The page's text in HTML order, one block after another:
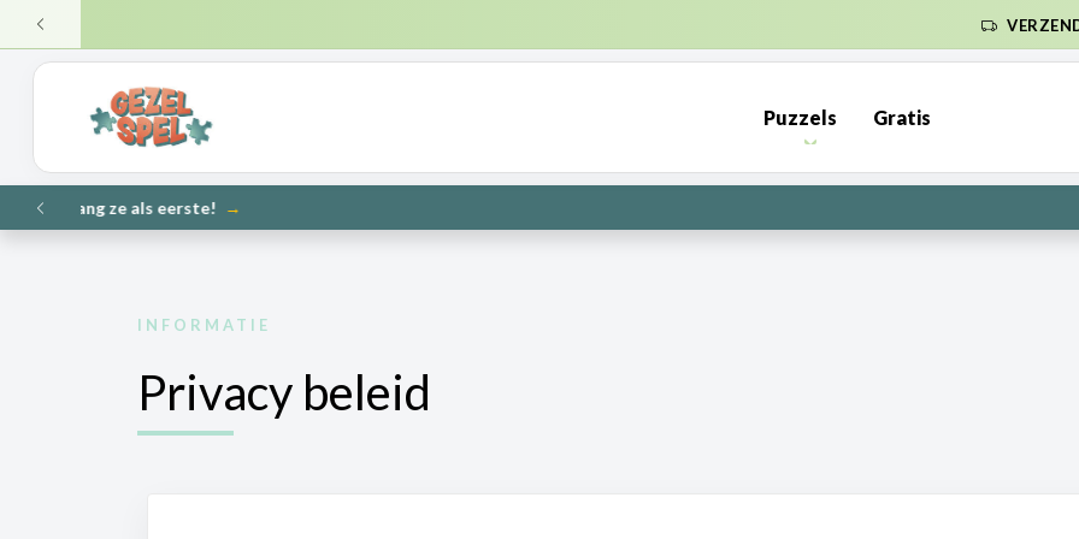
VORIGE VERZENDKOSTEN NL €6,95 (GRATIS VANAF €50) | BE €7,95 (GRATIS
Puzzels Gratis
VORIGE
INFORMATIE
Privacy beleid